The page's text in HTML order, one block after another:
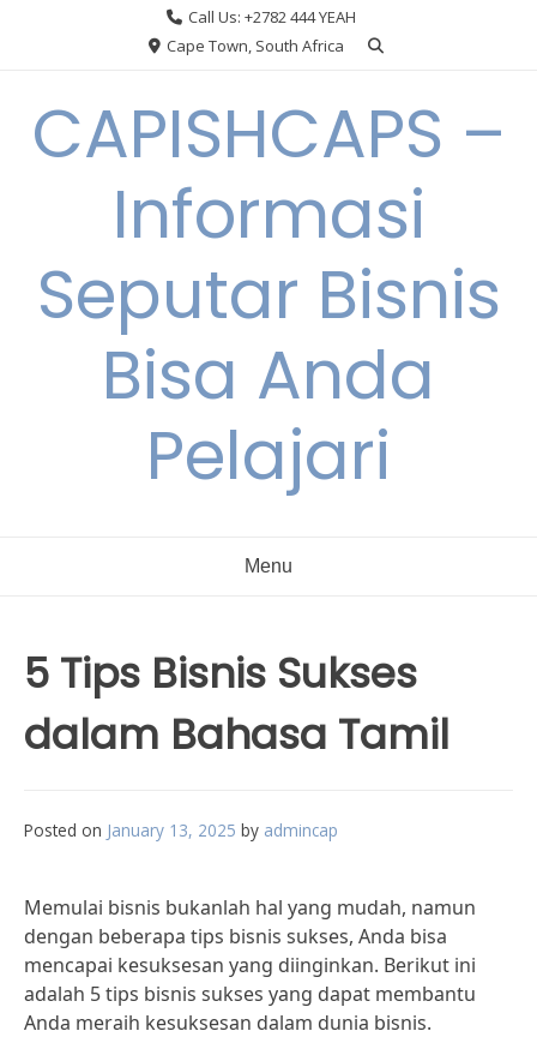
Call Us: +2782 444 YEAH
Cape Town, South Africa
CAPISHCAPS –
Informasi
Seputar Bisnis
Bisa Anda
Pelajari
Menu
5 Tips Bisnis Sukses
dalam Bahasa Tamil
Posted on January 13, 2025 by admincap
Memulai bisnis bukanlah hal yang mudah, namun
dengan beberapa tips bisnis sukses, Anda bisa
mencapai kesuksesan yang diinginkan. Berikut ini
adalah 5 tips bisnis sukses yang dapat membantu
Anda meraih kesuksesan dalam dunia bisnis.